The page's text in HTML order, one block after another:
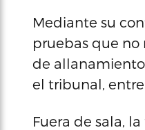
Mediante su
pruebas que no
de
el tribunal,
Fuera de sala,